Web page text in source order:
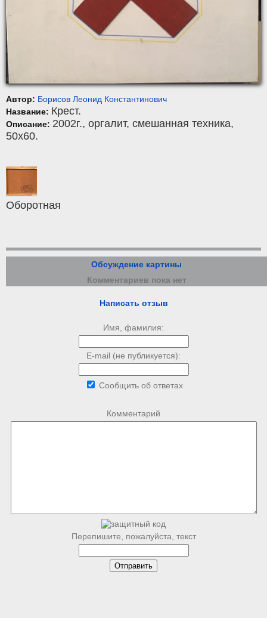
Автор: Борисов Леонид Константинович
Название: Крест.
Описание: 2002г., оргалит, смешанная техника,
50x60.
Оборотная
Обсуждение картины
Комментариев пока нет
Написать отзыв
Имя, фамилия:
E-mail (не публикуется):
Сообщить об ответах
Комментарий
Перепишите, пожалуйста, текст